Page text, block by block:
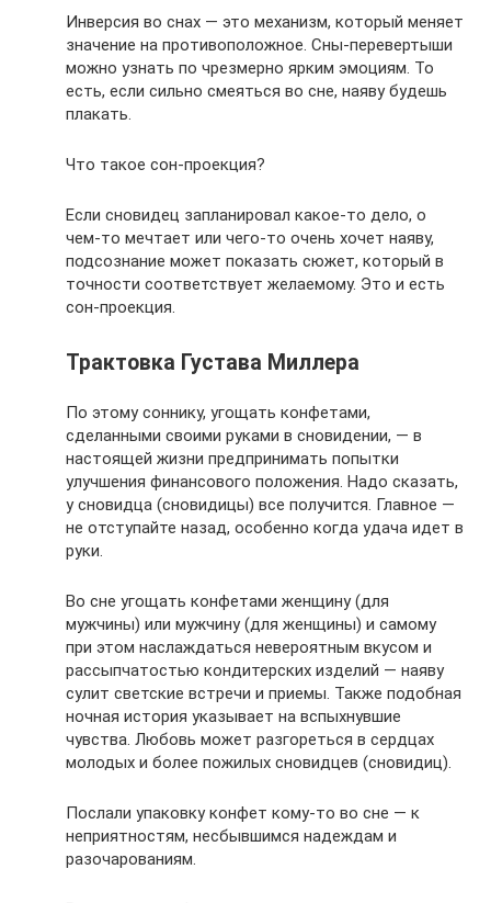
Инверсия во снах — это механизм, который меняет
значение на противоположное. Сны-перевертыши
можно узнать по чрезмерно ярким эмоциям. То
есть, если сильно смеяться во сне, наяву будешь
плакать.
Что такое сон-проекция?
Если сновидец запланировал какое-то дело, о
чем-то мечтает или чего-то очень хочет наяву,
подсознание может показать сюжет, который в
точности соответствует желаемому. Это и есть
сон-проекция.
Трактовка Густава Миллера
По этому соннику, угощать конфетами,
сделанными своими руками в сновидении, — в
настоящей жизни предпринимать попытки
улучшения финансового положения. Надо сказать,
у сновидца (сновидицы) все получится. Главное —
не отступайте назад, особенно когда удача идет в
руки.
Во сне угощать конфетами женщину (для
мужчины) или мужчину (для женщины) и самому
при этом наслаждаться невероятным вкусом и
рассыпчатостью кондитерских изделий — наяву
сулит светские встречи и приемы. Также подобная
ночная история указывает на вспыхнувшие
чувства. Любовь может разгореться в сердцах
молодых и более пожилых сновидцев (сновидиц).
Послали упаковку конфет кому-то во сне — к
неприятностям, несбывшимся надеждам и
разочарованиям.